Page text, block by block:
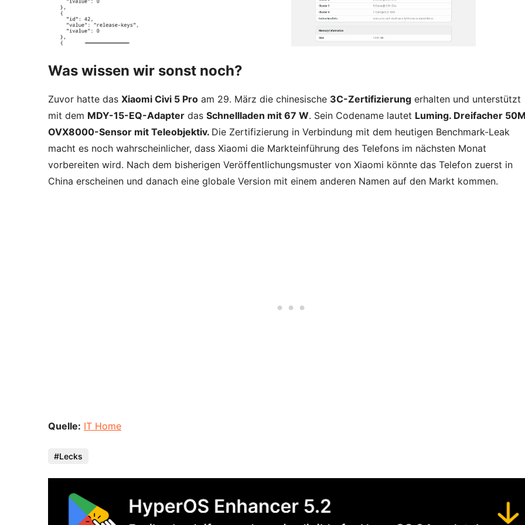
Was wissen wir sonst noch?
Zuvor hatte das Xiaomi Civi 5 Pro am 29. März die chinesische 3C-Zertifizierung erhalten und unterstützt
mit dem MDY-15-EQ-Adapter das Schnellladen mit 67 W. Sein Codename lautet Luming. Dreifacher
OVX8000-Sensor mit Teleobjektiv. Die Zertifizierung in Verbindung mit dem heutigen Benchmark-Leak
macht es noch wahrscheinlicher, dass Xiaomi die Markteinführung des Telefons im nächsten Monat
vorbereiten wird. Nach dem bisherigen Veröffentlichungsmuster von Xiaomi könnte das Telefon zuerst in
China erscheinen und danach eine globale Version mit einem anderen Namen auf den Markt kommen.
Quelle: IT Home
Lecks